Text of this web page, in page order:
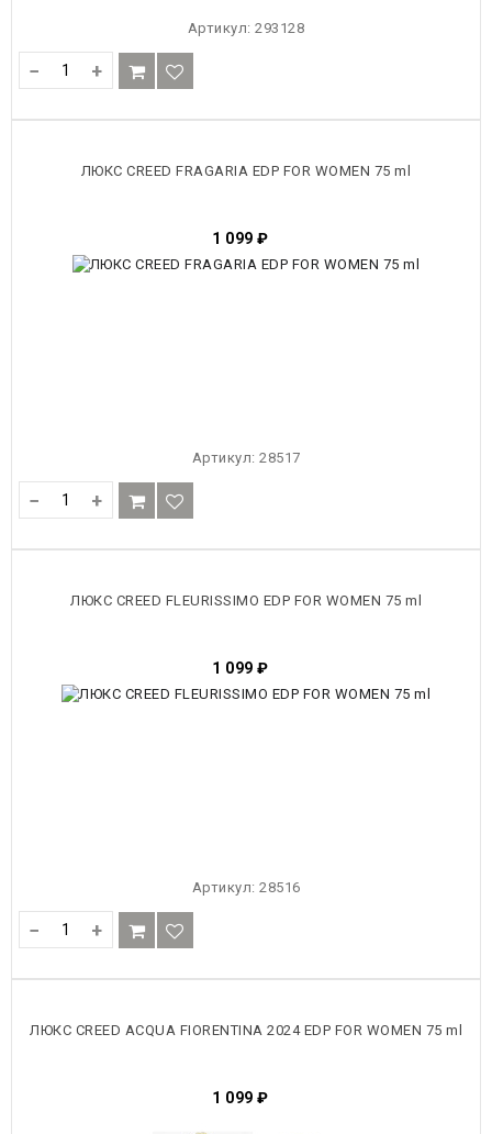
Артикул:293128
− +
ЛЮКС CREED FRAGARIA EDP FOR WOMEN 75 ml
1 099 ₽
Артикул: 28517
− +
ЛЮКС CREED FLEURISSIMO EDP FOR WOMEN 75 ml
1 099 ₽
Артикул: 28516
− +
ЛЮКС CREED ACQUA FIORENTINA 2024 EDP FOR WOMEN 75 ml
1 099 ₽